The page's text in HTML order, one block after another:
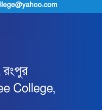
রংপুর
College,